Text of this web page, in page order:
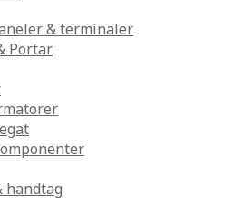
& terminaler
Portar
handtag